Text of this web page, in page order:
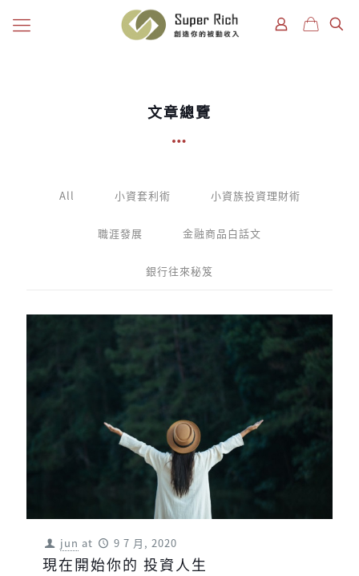
文章總覽
All 小資套利術 小資族投資理財術
職涯發展 金融商品白話文
銀行往來秘笈
jun at 9 7 月, 2020
現在開始你的 投資人生